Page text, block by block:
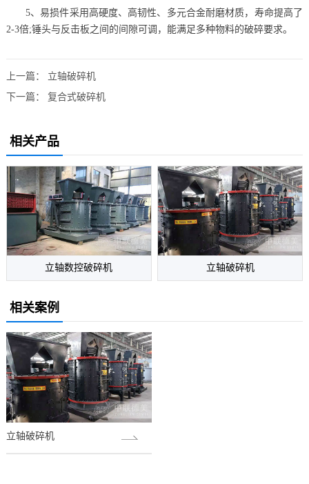
5、易损件采用高硬度、高韧性、多元合金耐磨材质，寿命提高了
2-3倍;锤头与反击板之间的间隙可调，能满足多种物料的破碎要求。
上一篇： 立轴破碎机
下一篇： 复合式破碎机
相关产品
立轴数控破碎机 立轴破碎机
相关案例
立轴破碎机